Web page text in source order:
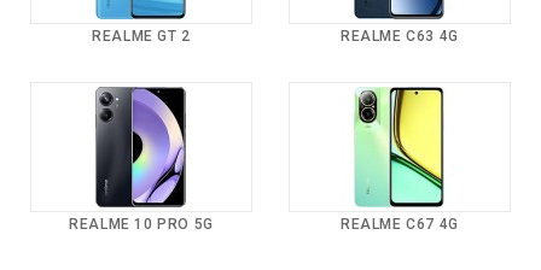
REALME GT 2 REALME C63 4G
REALME 10 PRO 5G REALME C67 4G